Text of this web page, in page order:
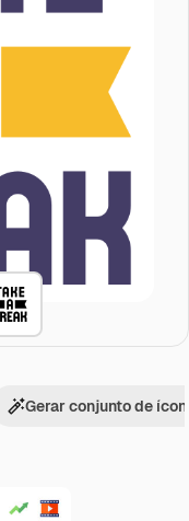
Gerar conjunto de